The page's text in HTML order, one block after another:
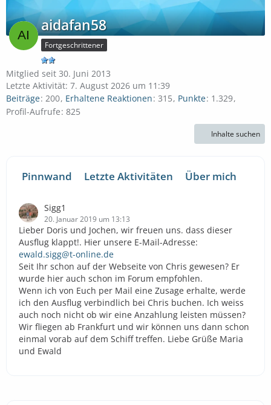
aidafan58
Fortgeschrittener
Mitglied seit 30. Juni 2013
Letzte Aktivität: 7. August 2026 um 11:39
Beiträge 200 Erhaltene Reaktionen 315 Punkte 1.329
Profil-Aufrufe 825
Inhalte suchen
Pinnwand Letzte Aktivitäten Über mich
Sigg1
20. Januar 2019 um 13:13
Lieber Doris und Jochen, wir freuen uns. dass dieser
Ausflug klappt!. Hier unsere E-Mail-Adresse:
ewald.sigg@t-online.de
Seit Ihr schon auf der Webseite von Chris gewesen? Er
wurde hier auch schon im Forum empfohlen.
Wenn ich von Euch per Mail eine Zusage erhalte, werde
ich den Ausflug verbindlich bei Chris buchen. Ich weiss
auch noch nicht ob wir eine Anzahlung leisten müssen?
Wir fliegen ab Frankfurt und wir können uns dann schon
einmal vorab auf dem Schiff treffen. Liebe Grüße Maria
und Ewald